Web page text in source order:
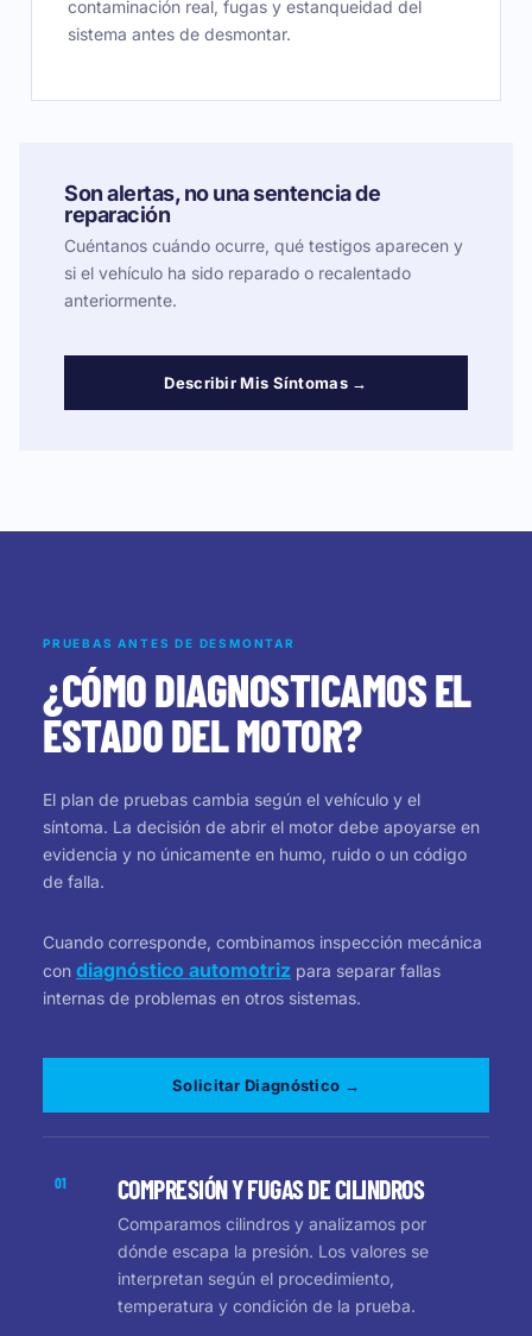
contaminación real, fugas y estanqueidad del
sistema antes de desmontar.
Son alertas, no una sentencia de
reparación
Cuéntanos cuándo ocurre, qué testigos aparecen y
si el vehículo ha sido reparado o recalentado
anteriormente.
Describir Mis Síntomas →
PRUEBAS ANTES DE DESMONTAR
¿CÓMO DIAGNOSTICAMOS EL
ESTADO DEL MOTOR?
El plan de pruebas cambia según el vehículo y el
síntoma. La decisión de abrir el motor debe apoyarse en
evidencia y no únicamente en humo, ruido o un código
de falla.
Cuando corresponde, combinamos inspección mecánica
con diagnóstico automotriz para separar fallas
internas de problemas en otros sistemas.
Solicitar Diagnóstico →
01 COMPRESIÓN Y FUGAS DE CILINDROS
Comparamos cilindros y analizamos por
dónde escapa la presión. Los valores se
interpretan según el procedimiento,
temperatura y condición de la prueba.